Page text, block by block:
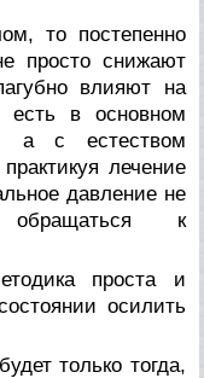
то постепенно
просто снижают
влияют на
есть в основном
а с естеством
лечение
давление не
к
проста и
осилить
только тогда,